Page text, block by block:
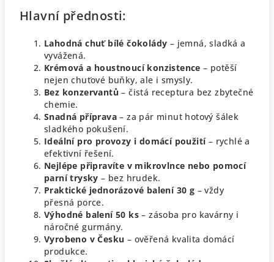
Hlavní přednosti:
Lahodná chuť bílé čokolády – jemná, sladká a
vyvážená.
Krémová a houstnoucí konzistence – potěší
nejen chuťové buňky, ale i smysly.
Bez konzervantů – čistá receptura bez zbytečné
chemie.
Snadná příprava – za pár minut hotový šálek
sladkého pokušení.
Ideální pro provozy i domácí použití– rychlé a
efektivní řešení.
Nejlépe připravíte v mikrovlnce nebo pomocí
parní trysky – bez hrudek.
Praktické jednorázové balení 30 g – vždy
přesná porce.
Výhodné balení 50 ks – zásoba pro kavárny i
náročné gurmány.
Vyrobeno v Česku – ověřená kvalita domácí
produkce.